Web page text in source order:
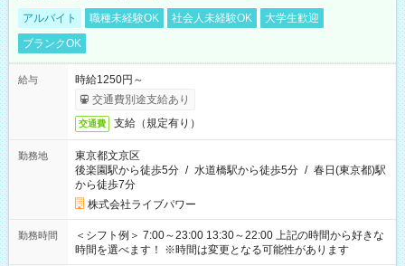
アルバイト 職種未経験OK 社会人未経験OK
大学生歓迎
ブランクOK
給与
時給1250円～
交通費別途支給あり
交通費 支給（規定有り）
勤務地
東京都文京区
後楽園駅から徒歩5分 / 水道橋駅から徒歩5分 / 春日(東京都)駅
から徒歩7分
株式会社ライブパワー
勤務時間
＜シフト例＞ 7:00～23:00 13:30～22:00 上記の時間から好きな
時間を選べます！ ※時間は変更となる可能性があります